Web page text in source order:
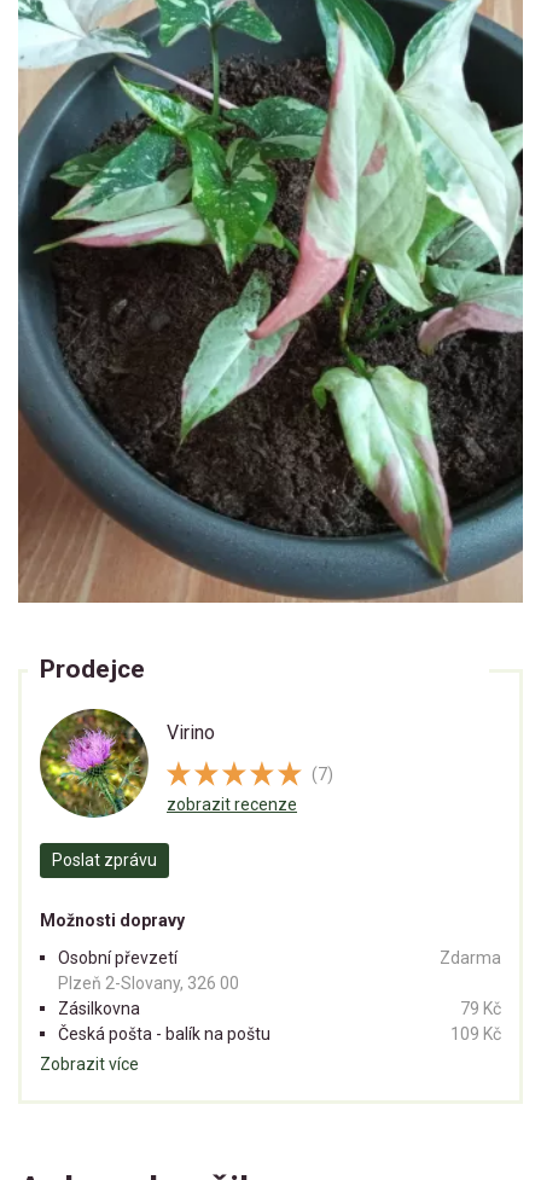
Prodejce
Virino
(7)
zobrazit recenze
Poslat zprávu
Možnosti dopravy
Osobní převzetí
Plzeň 2-Slovany, 326 00
Zdarma
Zásilkovna
79 Kč
Česká pošta - balík na poštu
109 Kč
Zobrazit více